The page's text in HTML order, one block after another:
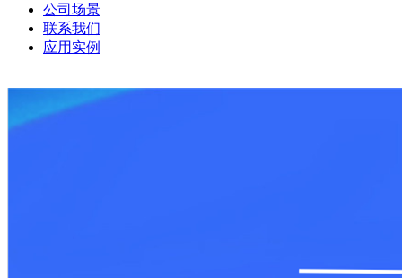
公司场景
联系我们
应用实例